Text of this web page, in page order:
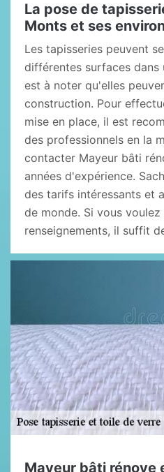
La pose de
Monts et ses
Les tapisseries peuvent
différentes surfaces dans
est à noter qu'elles
construction. Pour
mise en place, il est
des professionnels en la
contacter Mayeur bâti
années d'expérience.
des tarifs intéressants et
de monde. Si vous
renseignements, il suffit
Mayeur bâti rénove